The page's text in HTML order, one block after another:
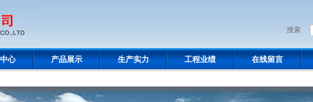
搜索
心 产品展示 生产实力 工程业绩 在线留言